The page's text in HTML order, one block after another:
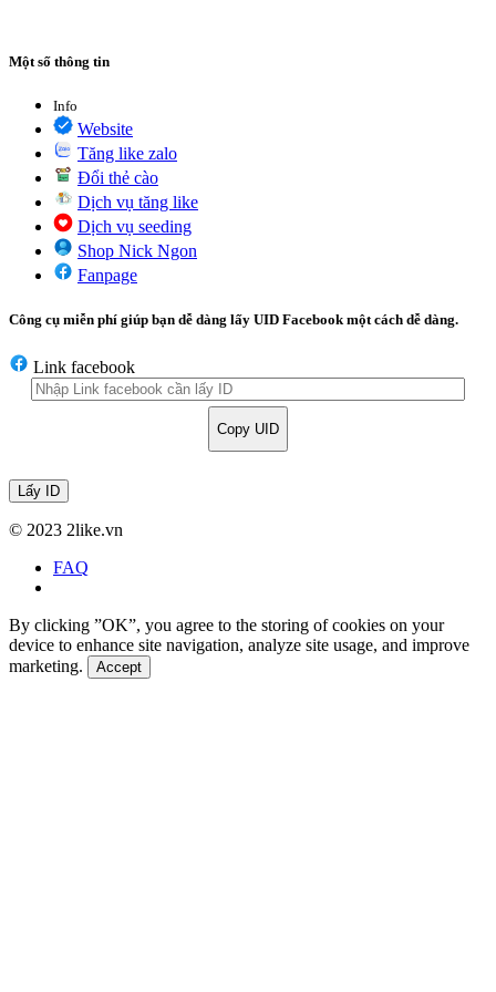
Một số thông tin
Info
Website
Tăng like zalo
Đổi thẻ cào
Dịch vụ tăng like
Dịch vụ seeding
Shop Nick Ngon
Fanpage
Công cụ miễn phí giúp bạn dễ dàng lấy UID Facebook một cách dễ dàng.
Link facebook
Copy UID
Lấy ID
© 2023 2like.vn
FAQ
By clicking ”OK”, you agree to the storing of cookies on your
device to enhance site navigation, analyze site usage, and improve
marketing.
Accept